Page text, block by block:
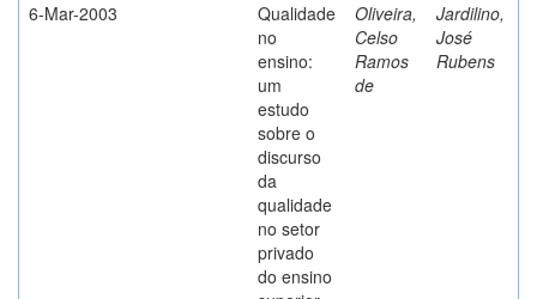
6-Mar-2003
Qualidade
no
ensino:
um
estudo
sobre o
discurso
da
qualidade
no setor
privado
do ensino
Oliveira,
Celso
Ramos
de
Jardilino,
José
Rubens